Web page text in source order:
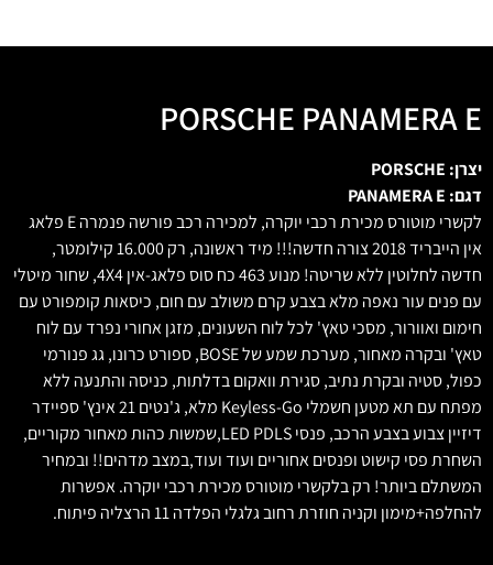
PORSCHE PANAMERA E
יצרן: PORSCHE
דגם: PANAMERA E
לקשרי מוטורס מכירת רכבי יוקרה, למכירה רכב פורשה פנמרה E פלאג
אין הייבריד 2018 צורה חדשה!!! מיד ראשונה, רק 16.000 קילומטר,
חדשה לחלוטין ללא שריטה! מנוע 463 כח סוס פלאג-אין 4X4, שחור מיטלי
עם פנים עור נאפה מלא בצבע קרם משולב עם חום, כיסאות קומפורט עם
חימום ואוורור, מסכי טאץ' לכל לוח השעונים, מזגן אחורי נפרד עם לוח
טאץ' ובקרה מאחור, מערכת שמע של BOSE, ספורט כרונו, גג פנורמי
כפול, סטיה ובקרת נתיב, סגירת וואקום בדלתות, כניסה והתנעה ללא
מפתח עם תא מטען חשמלי Keyless-Go מלא, ג'נטים 21 אינץ' ספיידר
דיזיין צבוע בצבע הרכב, פנסי LED PDLS,שמשות כהות מאחור מקוריים,
השחרת פסי קישוט ופנסים אחוריים ועוד ועוד,במצב מדהים!! ובמחיר
המשתלם ביותר! רק בלקשרי מוטורס מכירת רכבי יוקרה. אפשרות
להחלפה+מימון וקניה חוזרת רחוב גלגלי הפלדה 11 הרצליה פיתוח.